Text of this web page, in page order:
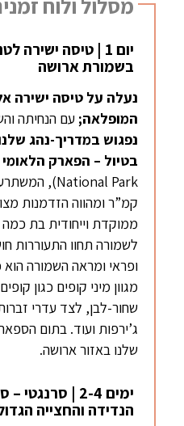
מסלול ולוח
יום 1 | טיסה
בשמורת ארושה
נעלה על טיסה ישירה
המופלאה; עם הנחיתה
נפגוש במדריך-נהג
בטיול – הפארק
קמ”ר ומהווה הזדמנות
ממוקדת וייחודית בת
לשמורה תחוו התעוררות
ופראי ומראה השמורה
מגוון מיני קופים כגון
שחור-לבן, לצד עדרי
ג’ירפות ועוד. בתום
שלנו באזור ארושה.
ימים 2-4 |
הנדידה והחצייה